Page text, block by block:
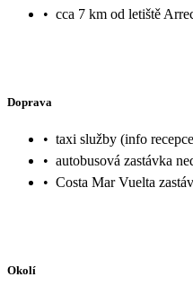
• cca 7 km od letiště
Doprava
• taxi služby (info
• autobusová zastávka
• Costa Mar Vuelta
Okolí